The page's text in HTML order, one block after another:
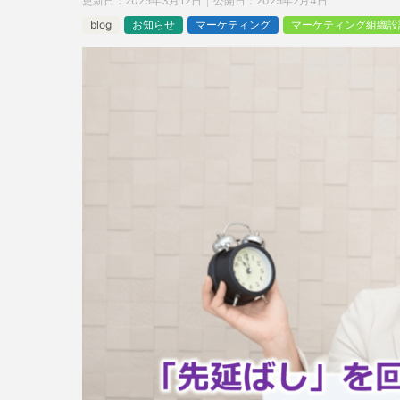
blog
お知らせ マーケティング マーケティング組織